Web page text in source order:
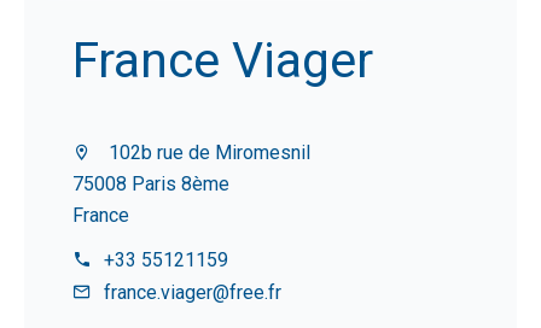
France Viager
102b rue de Miromesnil
75008 Paris 8ème
France
+33 55121159
france.viager@free.fr